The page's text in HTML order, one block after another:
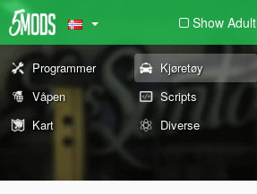
Show Adult
Programmer Kjøretøy
Våpen
Scripts
Kart
Diverse